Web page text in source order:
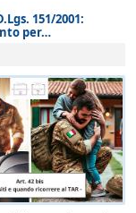
151/2001:
per…